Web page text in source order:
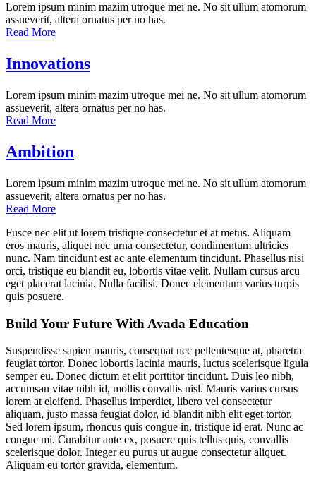
Lorem ipsum minim mazim utroque mei ne. No sit ullum atomorum
assueverit, altera ornatus per no has.
Read More
Innovations
Lorem ipsum minim mazim utroque mei ne. No sit ullum atomorum
assueverit, altera ornatus per no has.
Read More
Ambition
Lorem ipsum minim mazim utroque mei ne. No sit ullum atomorum
assueverit, altera ornatus per no has.
Read More
Fusce nec elit ut lorem tristique consectetur et at metus. Aliquam
eros mauris, aliquet nec urna consectetur, condimentum ultricies
nunc. Nam tincidunt est ac ante elementum tincidunt. Phasellus nisi
orci, tristique eu blandit eu, lobortis vitae velit. Nullam cursus arcu
eget placerat lacinia. Nulla facilisi. Donec elementum varius turpis
quis posuere.
Build Your Future With Avada Education
Suspendisse sapien mauris, consequat nec pellentesque at, pharetra
feugiat tortor. Donec lobortis lacinia mauris, luctus scelerisque ligula
semper eu. Donec dictum et elit porttitor tincidunt. Duis leo nibh,
accumsan vitae nibh id, mollis convallis nisl. Mauris varius cursus
lorem at eleifend. Phasellus imperdiet, libero vel consectetur
aliquam, justo massa feugiat dolor, id blandit nibh elit eget tortor.
Sed lorem ipsum, rhoncus quis congue in, tristique id erat. Nunc ac
congue mi. Curabitur ante ex, posuere quis tellus quis, convallis
scelerisque dolor. Integer eu purus ut augue consectetur aliquet.
Aliquam eu tortor gravida, elementum.